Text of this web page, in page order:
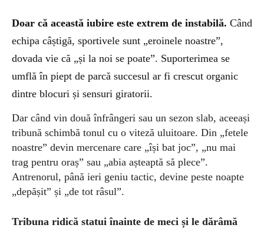
Doar că această iubire este extrem de instabilă. Când
echipa câștigă, sportivele sunt „eroinele noastre”,
dovada vie că „și la noi se poate”. Suporterimea se
umflă în piept de parcă succesul ar fi crescut organic
dintre blocuri și sensuri giratorii.
Dar când vin două înfrângeri sau un sezon slab, aceeași
tribună schimbă tonul cu o viteză uluitoare. Din „fetele
noastre” devin mercenare care „își bat joc”, „nu mai
trag pentru oraș” sau „abia așteaptă să plece”.
Antrenorul, până ieri geniu tactic, devine peste noapte
„depășit” și „de tot râsul”.
Tribuna ridică statuiînainte de meci și le dărâmă